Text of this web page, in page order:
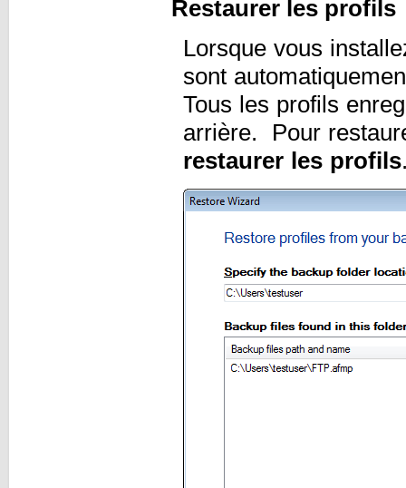
Restaurer les profils
Lorsque vous
sont
Tous les profils
arrière. Pour
restaurer les profils